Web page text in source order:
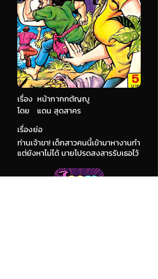
เรื่อง หน้ากากกตัญญู
แดน สุดสาคร
โดย
เรื่องย่อ
ท่านเจ้าขา! เด็กสาวคนนี้เข้ามาหางานทำ
แต่ยังหาไม่ได้ นายโปรดสงสารรับเธอไว้